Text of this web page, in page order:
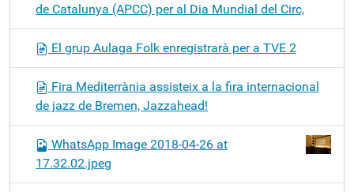
de Catalunya (APCC) per al Dia Mundial del Circ,
El grup Aulaga Folk enregistrarà per a TVE 2
Fira Mediterrània assisteix a la fira internacional
de jazz de Bremen, Jazzahead!
WhatsApp Image 2018-04-26 at
17.32.02.jpeg